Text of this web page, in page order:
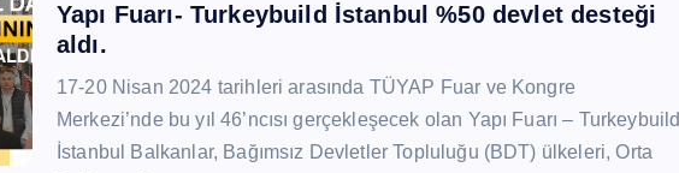
Yapı Fuarı- Turkeybuild İstanbul %50 devlet desteği
aldı.
17-20 Nisan 2024 tarihleri arasında TÜYAP Fuar ve Kongre
Merkezi’nde bu yıl 46’ncısı gerçekleşecek olan Yapı Fuarı – Turkeybuild
İstanbul Balkanlar, Bağımsız Devletler Topluluğu (BDT) ülkeleri, Orta